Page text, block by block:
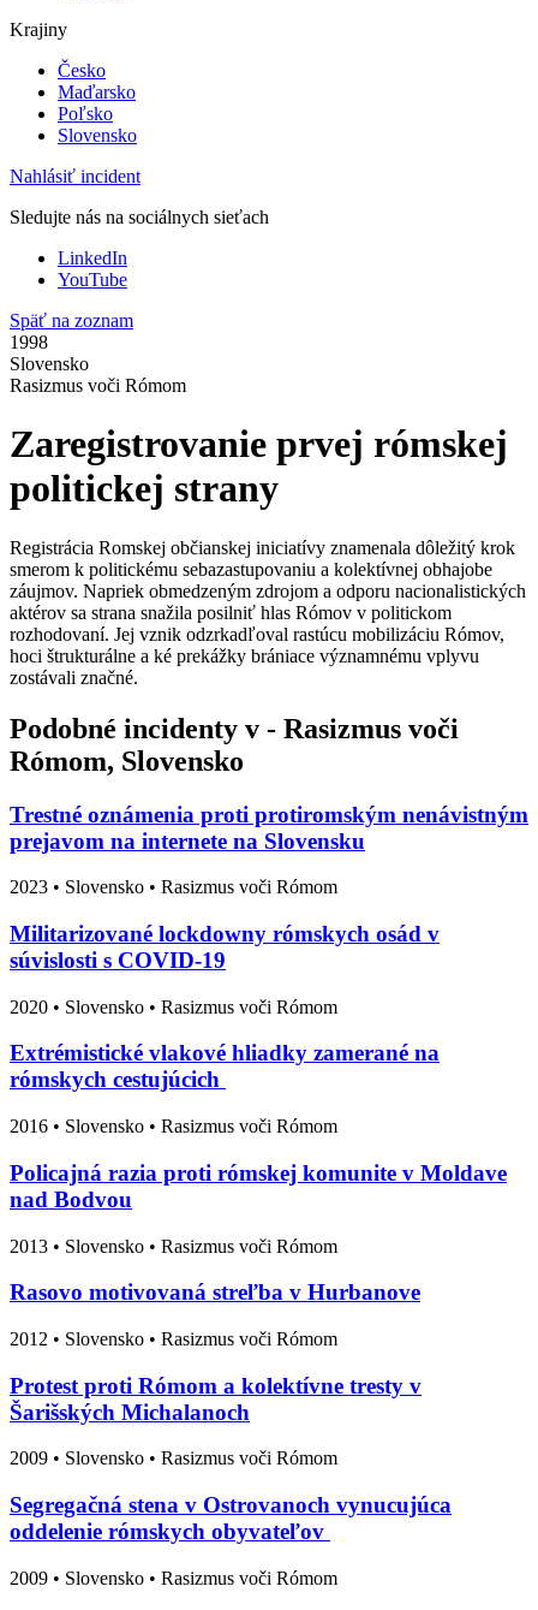
Krajiny
Česko
Maďarsko
Poľsko
Slovensko
Nahlásiť incident
Sledujte nás na sociálnych sieťach
LinkedIn
YouTube
Späť na zoznam
1998
Slovensko
Rasizmus voči Rómom
Zaregistrovanie prvej rómskej
politickej strany
Registrácia Romskej občianskej iniciatívy znamenala dôležitý krok
smerom k politickému sebazastupovaniu a kolektívnej obhajobe
záujmov. Napriek obmedzeným zdrojom a odporu nacionalistických
aktérov sa strana snažila posilniť hlas Rómov v politickom
rozhodovaní. Jej vznik odzrkadľoval rastúcu mobilizáciu Rómov,
hoci štrukturálne a ké prekážky brániace významnému vplyvu
zostávali značné.
Podobné incidenty v - Rasizmus voči
Rómom, Slovensko
Trestné oznámenia proti protiromským nenávistným
prejavom na internete na Slovensku
2023 • Slovensko • Rasizmus voči Rómom
Militarizované lockdowny rómskych osád v
súvislosti s COVID-19
2020 • Slovensko • Rasizmus voči Rómom
Extrémistické vlakové hliadky zamerané na
rómskych cestujúcich
2016 • Slovensko • Rasizmus voči Rómom
Policajná razia proti rómskej komunite v Moldave
nad Bodvou
2013 • Slovensko • Rasizmus voči Rómom
Rasovo motivovaná streľba v Hurbanove
2012 • Slovensko • Rasizmus voči Rómom
Protest proti Rómom a kolektívne tresty v
Šarišských Michalanoch
2009 • Slovensko • Rasizmus voči Rómom
Segregačná stena v Ostrovanoch vynucujúca
oddelenie rómskych obyvateľov
2009 • Slovensko • Rasizmus voči Rómom